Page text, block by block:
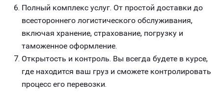
Полный комплекс услуг. От простой доставки до
всестороннего логистического обслуживания,
включая хранение, страхование, погрузку и
таможенное оформление.
Открытость и контроль. Вы всегда будете в курсе,
где находится ваш груз и сможете контролировать
процесс его перевозки.